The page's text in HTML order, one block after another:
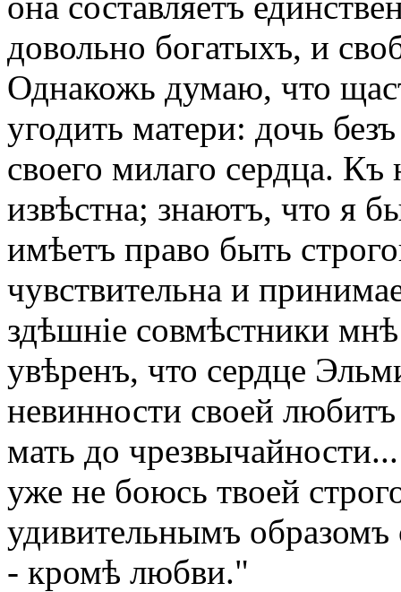
довольно богатыхъ, и
Однакожь думаю, что
угодить матери: дочь
своего милаго сердца.
извѣстна; знаютъ, что я
имѣетъ право быть
чувствительна и
здѣшніе совмѣстники
увѣренъ, что сердце
невинности своей
мать до
уже не боюсь твоей
удивительнымъ образомъ
- кромѣ любви."